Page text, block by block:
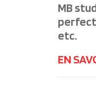
MB
etc.
EN